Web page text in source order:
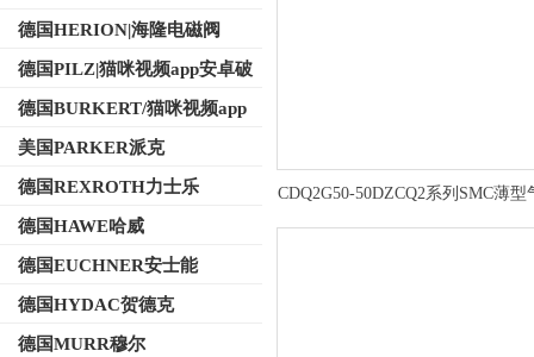
AVENTICS气动元件
德国HERION|海隆电磁阀
德国PILZ|猫咪视频app安卓破
解版继电器
德国BURKERT/猫咪视频app
免费下载电磁阀
美国PARKER派克
德国REXROTH力士乐
德国HAWE哈威
德国EUCHNER安士能
德国HYDAC贺德克
德国MURR穆尔
CDQ2G50-50DZCQ2系列SMC薄型